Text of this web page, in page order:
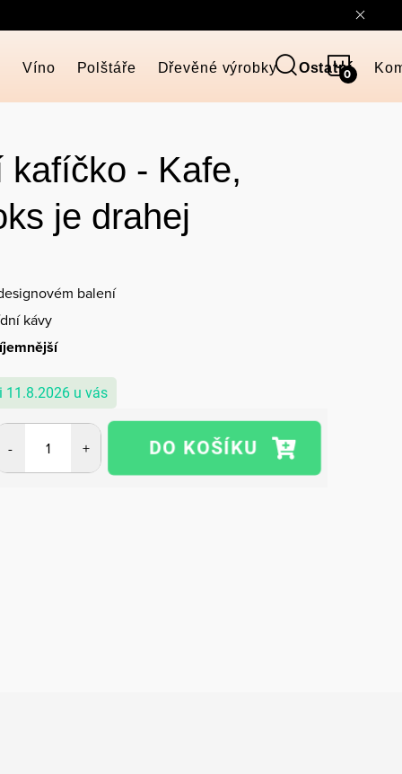
KOŠÍK
Víno Polštáře Dřevěné výrobky Ostatní
kafíčko - Kafe,
je drahej
balení
kávy
11.8.2026